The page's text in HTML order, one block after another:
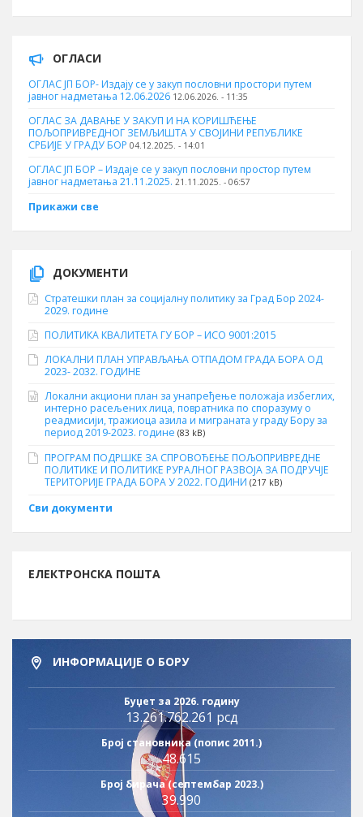
ОГЛАСИ
ОГЛАС ЈП БОР- Издају се у закуп пословни простори путем
јавног надметања 12.06.2026 12.06.2026. - 11:35
ОГЛАС ЗА ДАВАЊЕ У ЗАКУП И НА КОРИШЋЕЊЕ
ПОЉОПРИВРЕДНОГ ЗЕМЉИШТА У СВОЈИНИ РЕПУБЛИКЕ
СРБИЈЕ У ГРАДУ БОР 04.12.2025. - 14:01
ОГЛАС ЈП БОР – Издаје се у закуп пословни простор путем
јавног надметања 21.11.2025. 21.11.2025. - 06:57
Прикажи све
ДОКУМЕНТИ
Стратешки план за социјалну политику за Град Бор 2024-
2029. године
ПОЛИТИКА КВАЛИТЕТА ГУ БОР – ИСО 9001:2015
ЛОКАЛНИ ПЛАН УПРАВЉАЊА ОТПАДОМ ГРАДА БОРА ОД
2023- 2032. ГОДИНЕ
Локални акциони план за унапређење положаја избеглих,
интерно расељених лица, повратника по споразуму о
реадмисији, тражиоца азила и миграната у граду Бору за
период 2019-2023. године (83 kB)
ПРОГРАМ ПОДРШКЕ ЗА СПРОВОЂЕЊЕ ПОЉОПРИВРЕДНЕ
ПОЛИТИКЕ И ПОЛИТИКЕ РУРАЛНОГ РАЗВОЈА ЗА ПОДРУЧЈЕ
ТЕРИТОРИЈЕ ГРАДА БОРА У 2022. ГОДИНИ (217 kB)
Сви документи
ЕЛЕКТРОНСКА ПОШТА
ИНФОРМАЦИЈЕ О БОРУ
Буџет за 2026. годину
13.261.762.261 рсд
Број становника (попис 2011.)
48.615
Број бирача (септембар 2023.)
39.990